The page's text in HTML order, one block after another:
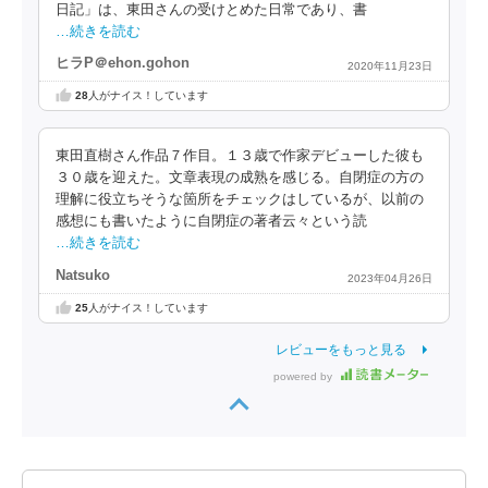
日記」は、東田さんの受けとめた日常であり、書
…続きを読む
ヒラP＠ehon.gohon 2020年11月23日
28人がナイス！しています
東田直樹さん作品７作目。１３歳で作家デビューした彼も
３０歳を迎えた。文章表現の成熟を感じる。自閉症の方の
理解に役立ちそうな箇所をチェックはしているが、以前の
感想にも書いたように自閉症の著者云々という読
…続きを読む
Natsuko 2023年04月26日
25人がナイス！しています
レビューをもっと見る
powered by